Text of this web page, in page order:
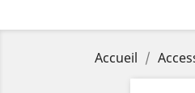
Accueil